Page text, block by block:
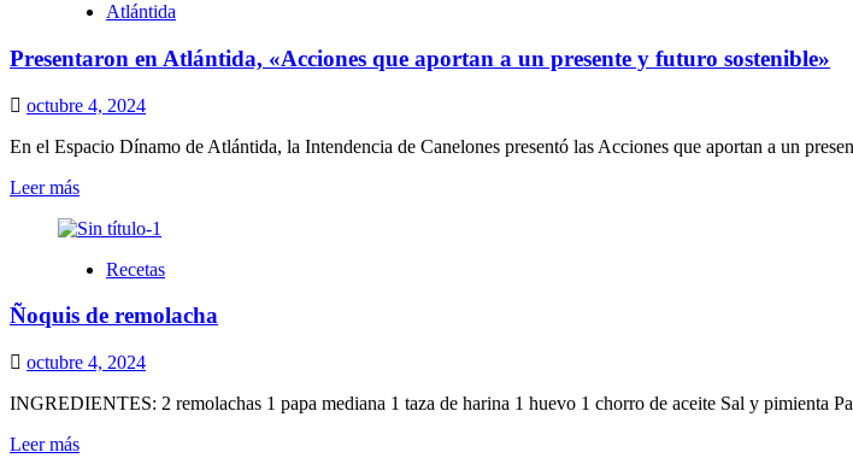
sábado
selección
14
la
Regional
Este
Atlántida
Presentaron en Atlántida, «Acciones que aportan a un presente y futuro sostenible»
octubre 4, 2024
En el Espacio Dínamo de Atlántida, la Intendencia de Canelones presentó las Acciones que aportan a un
Leer másLeer
sobre
en
«Acciones
aportan
un
y
Recetas
Ñoquis de remolacha
octubre 4, 2024
INGREDIENTES: 2 remolachas 1 papa mediana 1 taza de harina 1 huevo 1 chorro de aceite Sal y pimienta
Leer másLeer